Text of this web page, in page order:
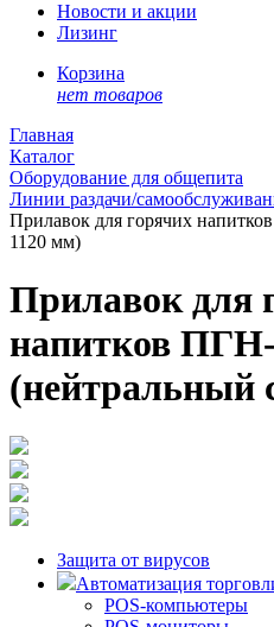
Новости и акции
Лизинг
Корзина
нет товаров
Главная
Каталог
Оборудование для общепита
Линии раздачи/
Прилавок для горячих
1120 мм)
Прилавок для
напитков
(нейтральный
Защита от вирусов
Автоматизация
POS-компьютеры